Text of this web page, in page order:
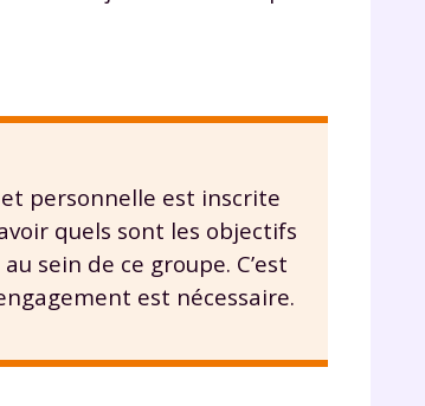
personnelle est inscrite
quels sont les objectifs
sein de ce groupe. C’est
est nécessaire.